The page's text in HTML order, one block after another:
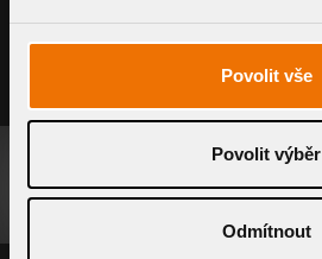
Povolit vše
Povolit výběr
Odmítnout
B2B-PORTAL